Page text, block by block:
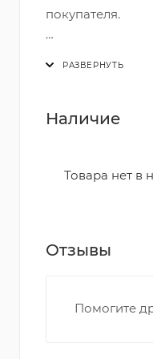
покупателя.
Итоговая
- количества
• Ленина - 65
• Профсоюзная
Наличие
Товара нет в
Отзывы
Помогите